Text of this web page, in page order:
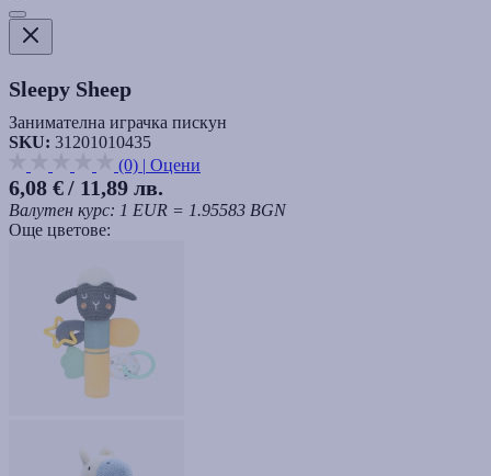
Sleepy Sheep
Занимателна играчка пискун
SKU: 31201010435
(0) | Оцени
6,08 €/ 11,89 лв.
Валутен курс: 1 EUR = 1.95583 BGN
Още цветове: